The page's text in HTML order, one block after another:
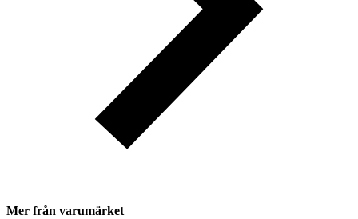
Mer från varumärket